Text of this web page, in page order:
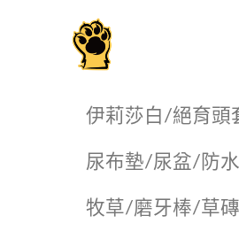
伊莉莎白/絕育頭
尿布墊/尿盆/防
牧草/磨牙棒/草磚